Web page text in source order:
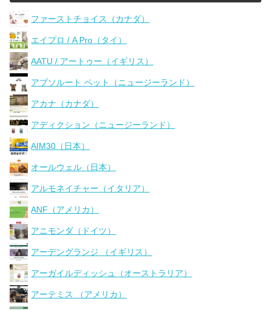
ファーストチョイス（カナダ）
エイプロ / A Pro（タイ）
AATU / アートゥー（イギリス）
アブソルート ペット（ニュージーランド）
アカナ（カナダ）
アディクション（ニュージーランド）
AIM30（日本）
オールウェル（日本）
アルモネイチャー（イタリア）
ANF（アメリカ）
アニモンダ（ドイツ）
アーデングランジ （イギリス）
アーガイルディッシュ（オーストラリア）
アーテミス （アメリカ）